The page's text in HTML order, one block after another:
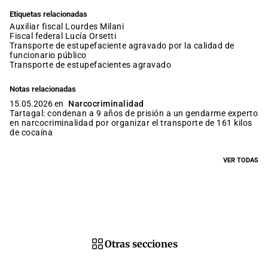
Etiquetas relacionadas
auxiliar fiscal Lourdes Milani
fiscal federal Lucía Orsetti
transporte de estupefaciente agravado por la calidad de
funcionario público
transporte de estupefacientes agravado
Notas relacionadas
15.05.2026 en
Narcocriminalidad
Tartagal: condenan a 9 años de prisión a un gendarme experto
en narcocriminalidad por organizar el transporte de 161 kilos
de cocaína
VER TODAS
Otras secciones